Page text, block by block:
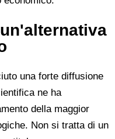
una forte diffusione
ne ha
della maggior
Non si tratta di un